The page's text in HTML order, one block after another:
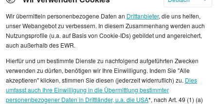
statistischen Erhebungen durch StepStone. Es sind
Durchschnittswerte und die Angaben können nicht
einzelnen Stellenangeboten zugeordnet werden.
Wir übermitteln personenbezogene Daten an Drittanbieter, die uns helfen,
unser Webangebot zu verbessern. In diesem Zusammenhang werden auch
Nutzungsprofile (u.a. auf Basis von Cookie-IDs) gebildet und angereichert,
auch außerhalb des EWR.
Hierfür und um bestimmte Dienste zu nachfolgend aufgeführten Zwecken
verwenden zu dürfen, benötigen wir Ihre Einwilligung. Indem Sie "Alle
akzeptieren" klicken, stimmen Sie diesen (jederzeit widerruflich) zu. Dies
umfasst auch Ihre Einwilligung in die Übermittlung bestimmter
personenbezogener Daten in Drittländer, u.a. die USA*, nach Art. 49 (1) (a)